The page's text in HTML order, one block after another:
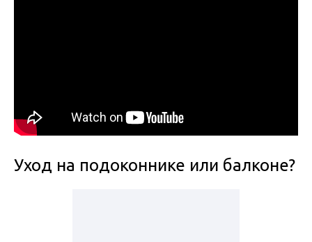
Уход на подоконнике или балконе?